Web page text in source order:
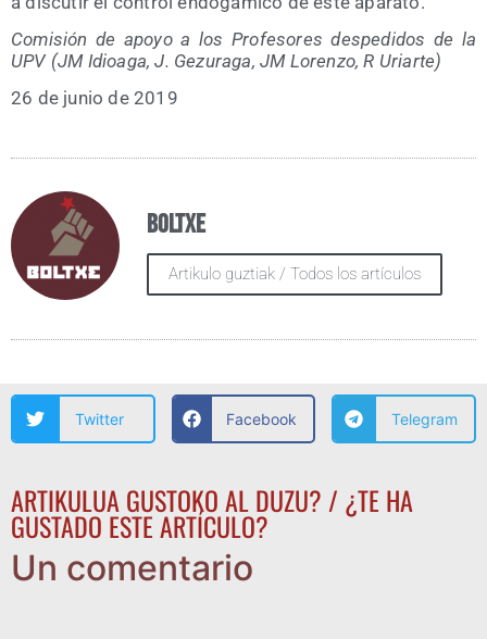
Comi­sión de apo­yo a los Pro­fe­so­res des­pe­di­dos de la
UPV (JM Idioa­ga, J. Gezu­ra­ga, JM Loren­zo, R Uriarte)
26 de junio de 2019
Boltxe
Artikulo guztiak / Todos los artículos
Twitter Facebook Telegram
ARTIKULUA GUSTOKO AL DUZU? / ¿TE HA
GUSTADO ESTE ARTÍCULO?
Un comentario